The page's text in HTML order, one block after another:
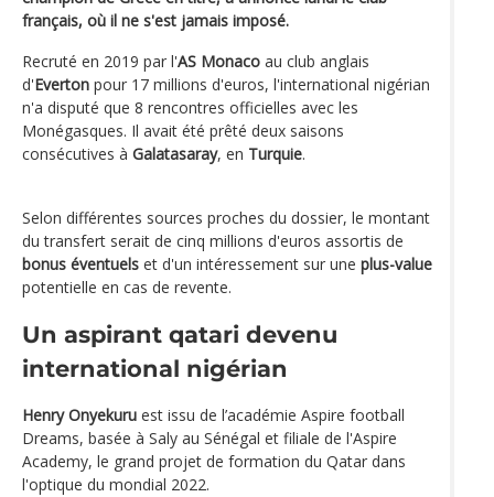
français, où il ne s'est jamais imposé.
Recruté en 2019 par l'AS Monaco au club anglais
d'Everton pour 17 millions d'euros, l'international nigérian
n'a disputé que 8 rencontres officielles avec les
Monégasques. Il avait été prêté deux saisons
consécutives à Galatasaray, en Turquie.
Selon différentes sources proches du dossier, le montant
du transfert serait de cinq millions d'euros assortis de
bonus éventuels et d'un intéressement sur une plus-value
potentielle en cas de revente.
Un aspirant qatari devenu
international nigérian
Henry Onyekuru est issu de l’académie Aspire football
Dreams, basée à Saly au Sénégal et filiale de l'Aspire
Academy, le grand projet de formation du Qatar dans
l'optique du mondial 2022.